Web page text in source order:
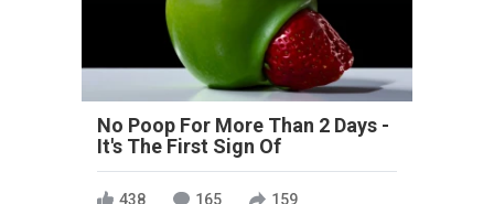
No Poop For More Than 2 Days -
It's The First Sign Of
438 165 159